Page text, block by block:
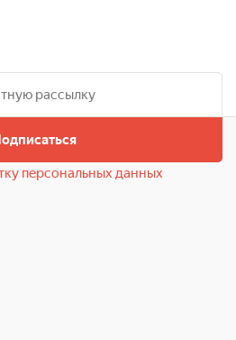
персональных данных